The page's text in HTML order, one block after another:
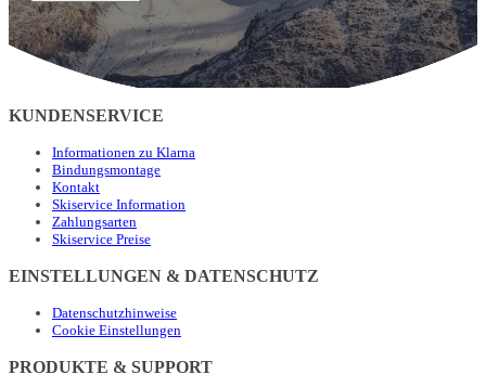
KUNDENSERVICE
Informationen zu Klarna
Bindungsmontage
Kontakt
Skiservice Information
Zahlungsarten
Skiservice Preise
EINSTELLUNGEN & DATENSCHUTZ
Datenschutzhinweise
Cookie Einstellungen
PRODUKTE & SUPPORT